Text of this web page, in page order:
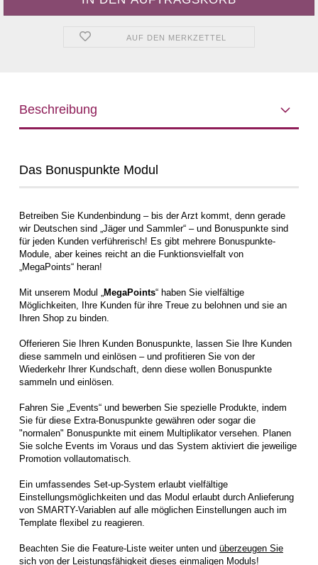
AUF DEN MERKZETTEL
Beschreibung
Das Bonuspunkte Modul
Betreiben Sie Kundenbindung – bis der Arzt kommt, denn gerade
wir Deutschen sind „Jäger und Sammler“ – und Bonuspunkte sind
für jeden Kunden verführerisch! Es gibt mehrere Bonuspunkte-
Module, aber keines reicht an die Funktionsvielfalt von
„MegaPoints“ heran!
Mit unserem Modul „MegaPoints“ haben Sie vielfältige
Möglichkeiten, Ihre Kunden für ihre Treue zu belohnen und sie an
Ihren Shop zu binden.
Offerieren Sie Ihren Kunden Bonuspunkte, lassen Sie Ihre Kunden
diese sammeln und einlösen – und profitieren Sie von der
Wiederkehr Ihrer Kundschaft, denn diese wollen Bonuspunkte
sammeln und einlösen.
Fahren Sie „Events“ und bewerben Sie spezielle Produkte, indem
Sie für diese Extra-Bonuspunkte gewähren oder sogar die
"normalen" Bonuspunkte mit einem Multiplikator versehen. Planen
Sie solche Events im Voraus und das System aktiviert die jeweilige
Promotion vollautomatisch.
Ein umfassendes Set-up-System erlaubt vielfältige
Einstellungsmöglichkeiten und das Modul erlaubt durch Anlieferung
von SMARTY-Variablen auf alle möglichen Einstellungen auch im
Template flexibel zu reagieren.
Beachten Sie die Feature-Liste weiter unten und überzeugen Sie
sich von der Leistungsfähigkeit dieses einmaligen Moduls!